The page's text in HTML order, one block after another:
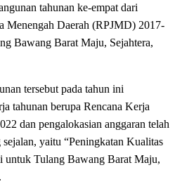
tahunan ke-empat dari
Menengah Daerah (RPJMD) 2017-
Bawang Barat Maju, Sejahtera,
tersebut pada tahun ini
tahunan berupa Rencana Kerja
dan pengalokasian anggaran telah
yaitu “Peningkatan Kualitas
untuk Tulang Bawang Barat Maju,